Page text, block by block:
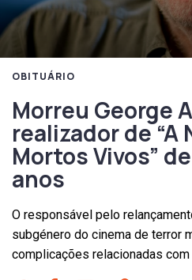
OBITUÁRIO
Morreu George
realizador de “A
Mortos Vivos”
anos
O responsável pelo
subgénero do cinema de terror
complicações relacionadas com